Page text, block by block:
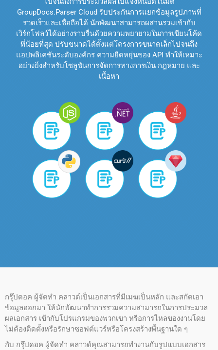
GroupDocs.Parser Cloud รับประกันการแยกข้อมูลรูปภาพที่
รวดเร็วและเชื่อถือได้ นักพัฒนาสามารถผสานรวมเข้ากับ
เวิร์กโฟลว์ได้อย่างราบรื่นด้วยความพยายามในการเขียนโค้ด
ที่น้อยที่สุด ปรับขนาดได้ตั้งแต่โครงการขนาดเล็กไปจนถึง
แอปพลิเคชันระดับองค์กร ความยืดหยุ่นของ API ทำให้เหมาะ
อย่างยิ่งสำหรับโซลูชันการจัดการทางการเงิน กฎหมาย และ
เนื้อหา
กรุ๊ปดอค ผู้จัดทํา คลาวด์เป็นเอกสารที่มีเมฆเป็นหลัก และสกัดเอา
ข้อมูลออกมา ให้นักพัฒนาทําการรวมความสามารถในการประมวล
ผลเอกสาร เข้ากับโปรแกรมของพวกเขา หรือการไหลของงานโดย
ไม่ต้องติดตั้งหรือรักษาซอฟต์แวร์หรือโครงสร้างพื้นฐานใด ๆ
กับ กรุ๊ปดอค ผู้จัดทํา คลาวด์คุณสามารถทํางานกับรูปแบบเอกสาร